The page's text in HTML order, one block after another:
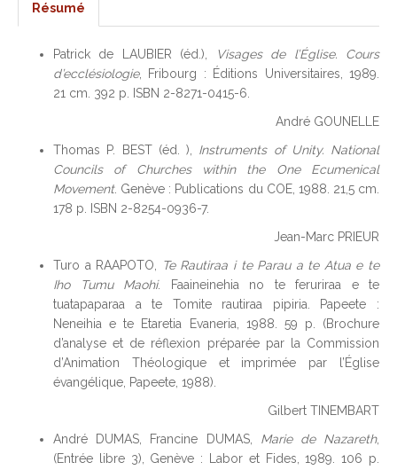
Résumé
Patrick de LAUBIER (éd.),
Visages de l’Église. Cours
d’ecclésiologie, Fribourg : Éditions Universitaires, 1989.
21 cm. 392 p. ISBN 2-8271-0415-6.
André GOUNELLE
Thomas P. BEST (éd. ), Instruments of Unity. National
Councils of Churches within the One Ecumenical
Movement. Genève : Publications du COE, 1988. 21,5 cm.
178 p. ISBN 2-8254-0936-7.
Jean-Marc PRIEUR
Turo a RAAPOTO,
Te Rautiraa i te Parau a te Atua e te
Iho Tumu Maohi. Faaineinehia no te feruriraa e te
tuatapaparaa a te Tomite rautiraa pipiria. Papeete :
Neneihia e te Etaretia Evaneria, 1988. 59 p. (Brochure
d’analyse et de réflexion préparée par la Commission
d’Animation Théologique et imprimée par l’Église
évangélique, Papeete, 1988).
Gilbert TINEMBART
André DUMAS, Francine DUMAS, Marie de Nazareth,
(Entrée libre 3), Genève : Labor et Fides, 1989. 106 p.